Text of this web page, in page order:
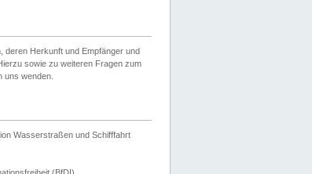
deren Herkunft und Empfänger und
sowie zu weiteren Fragen zum
uns wenden.
Wasserstraßen und Schifffahrt